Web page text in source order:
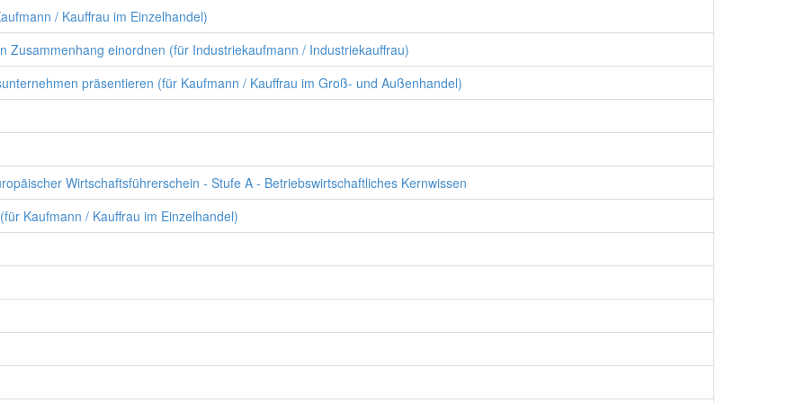
/ Kauffrau im Einzelhandel)
Zusammenhang einordnen (für Industriekaufmann / Industriekauffrau)
präsentieren (für Kaufmann / Kauffrau im Groß- und Außenhandel)
Wirtschaftsführerschein - Stufe A - Betriebswirtschaftliches Kernwissen
Kaufmann / Kauffrau im Einzelhandel)